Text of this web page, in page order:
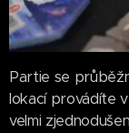
Partie se
lokací provádíte
velmi